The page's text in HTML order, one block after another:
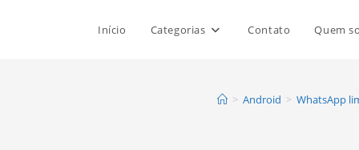
Início Categorias Contato Quem
> Android > WhatsApp